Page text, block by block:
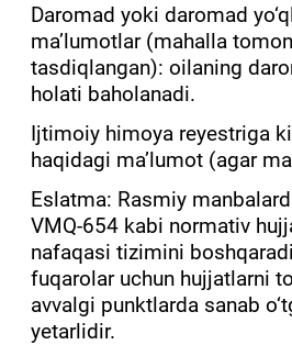
Daromad yoki daromad
ma’lumotlar (mahalla
tasdiqlangan): oilaning
holati baholanadi.
Ijtimoiy himoya reyestriga
haqidagi ma’lumot (agar
Eslatma: Rasmiy
VMQ-654 kabi normativ
nafaqasi tizimini
fuqarolar uchun hujjatlarni
avvalgi punktlarda sanab
yetarlidir.